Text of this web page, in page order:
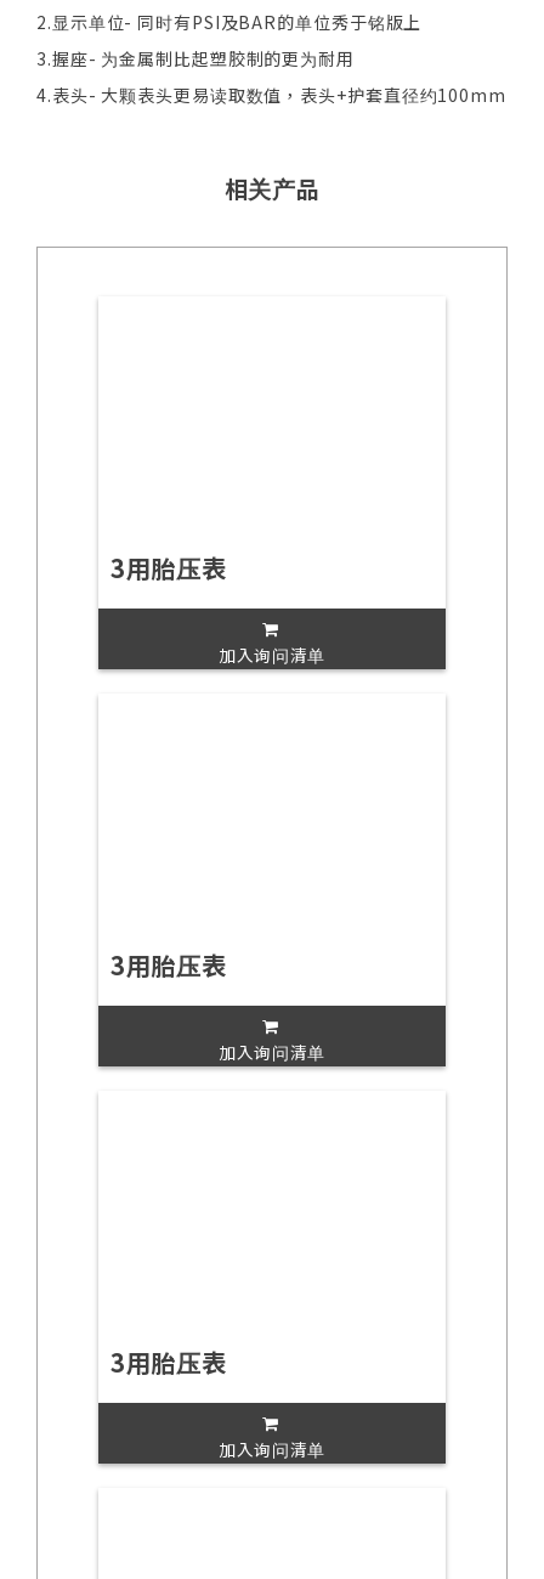
2.显示单位- 同时有PSI及BAR的单位秀于铭版上
3.握座- 为金属制比起塑胶制的更为耐用
4.表头- 大颗表头更易读取数值，表头+护套直径约100mm
相关产品
3用胎压表
加入询问清单
3用胎压表
加入询问清单
3用胎压表
加入询问清单